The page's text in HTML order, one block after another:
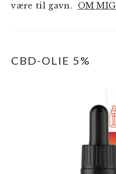
være til gavn. OM MIG
CBD-OLIE 5%